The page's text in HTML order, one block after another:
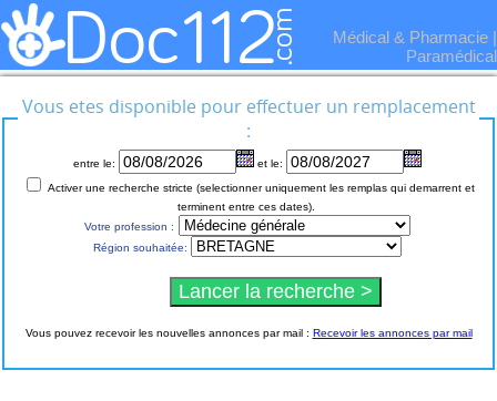
Médical & Pharmacie |
Paramédical
Vous etes disponible pour effectuer un remplacement
:
entre le:
et le:
terminent entre ces dates).
Votre profession :
Région souhaitée:
Vous pouvez recevoir les nouvelles annonces par mail : Recevoir les annonces par mail